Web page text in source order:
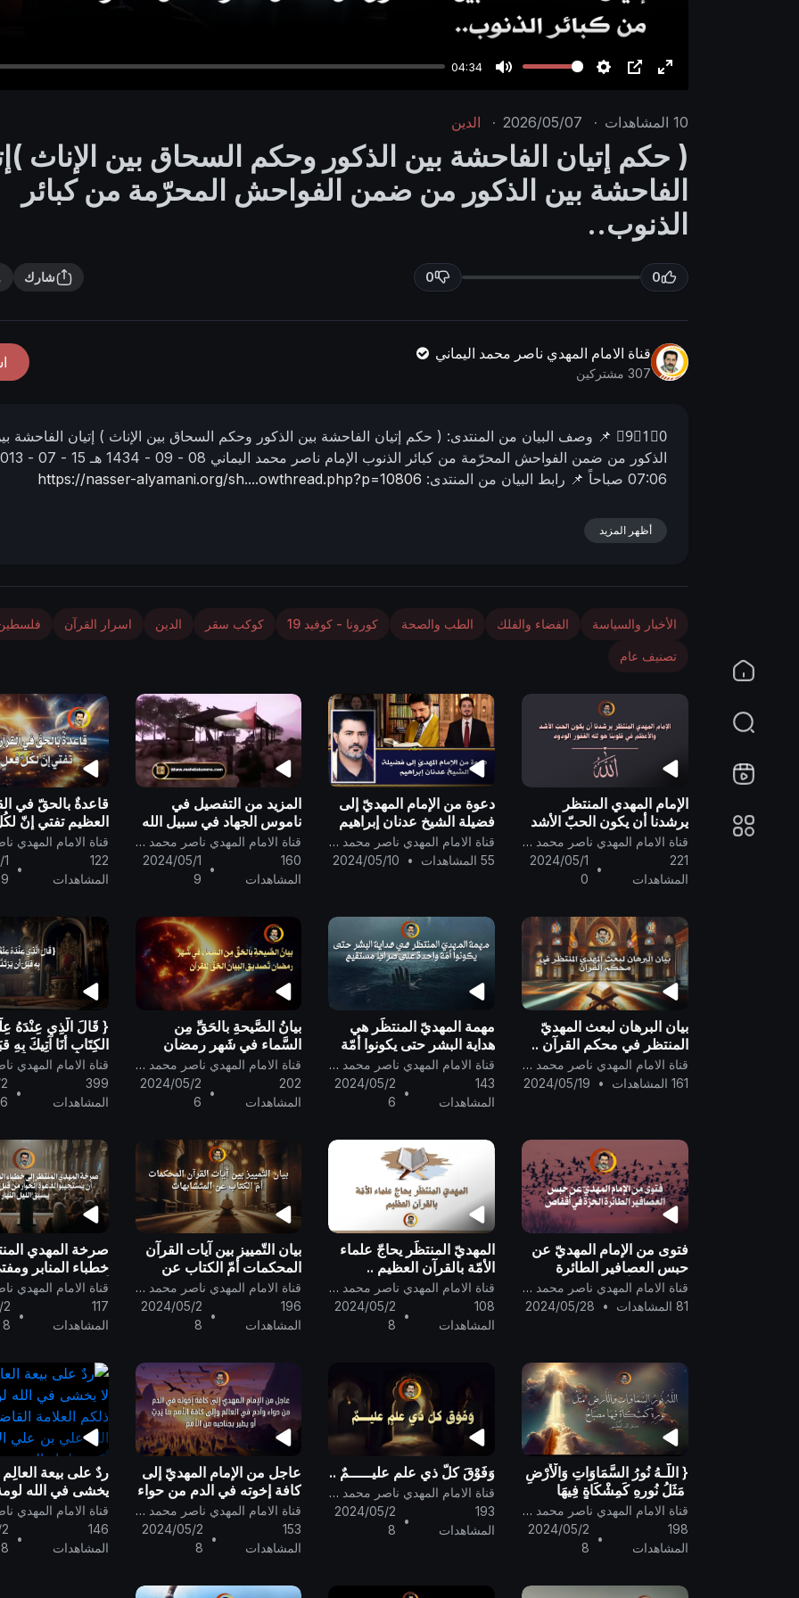
04:34
e
n
g
P
e
r
f
u
l
c
r
e
10 المشاهدات ·
2026/05/07
· الدين
( حكم إتيان الفاحشة بين الذكور وحكم السحاق بين الإناث
الفاحشة بين الذكور من ضمن الفواحش المحرّمة من كبائر
الذنوب..
0
0 شارك
قناة الامام المهدي ناصر محمد اليماني
307 مشتركين
9⃣1⃣0⃣ 📌 وصف البیان من المنتدى: ( حكم إتيان الفاحشة بين الذكور وحكم السحاق بين الإناث ) إتيان الفاحشة
الذكور من ضمن الفواحش المحرّمة من كبائر الذنوب الإمام ناصر محمد اليماني 08 - 09 - 1434 هـ
15 - 07 - 2013 مـ
07:06 صباحاً
📌 رابط البيان من المنتدى: https://nasser-alyamani.org/sh....owthread.php?p=10806
أظهر المزيد
الأخبار والسياسة الفضاء والفلك الطب والصحة كورونا - كوفيد 19 كوكب سقر الدين اسرار القرآن
تصنيف عام
الإمام المهدي المنتظر
يرشدنا أن يكون الحبّ الأشد
والأعظم في قلوبنا هو لله
الغفور الودود ..
قناة الامام المهدي ناصر محمد اليماني
221
المشاهدات
•
2024/05/1
0
دعوة من الإمام المهديّ إلى
فضيلة الشيخ عدنان إبراهيم
..
قناة الامام المهدي ناصر محمد اليماني
55 المشاهدات
•
2024/05/10
المزيد من التفصيل في
ناموس الجهاد في سبيل الله
إلى الموحد ..
قناة الامام المهدي ناصر محمد اليماني
160
المشاهدات
•
2024/05/1
9
قاعدةٌ بالحقّ في
العظيم تفتي إنّ
فاعلٌ ..
122
المشاهدات
•
9
بيان البرهان لبعث المهديّ
المنتظر في محكم القرآن ..
قناة الامام المهدي ناصر محمد اليماني
161 المشاهدات
•
2024/05/19
مهمة المهديّ المنتظَر هي
هداية البشر حتى يكونوا أمّة
واحدة على صراطٍ مستقيم ..قناة الامام المهدي ناصر محمد اليماني
143
المشاهدات
•
2024/05/2
6
بيانُ الصَّيحةِ بالحَقِّ مِن
السَّماء في شَهر رمضان
تَصديق البيان الحَقِّ للقرآن .. قناة الامام المهدي ناصر محمد اليماني
202
المشاهدات
•
2024/05/2
6
{ قَالَ الَّذِي عِنْدَهُ
الكِتَابِ أنَا آتِيكَ بِهِ
إليكَ طَرْفُكَ }..
399
المشاهدات
•
6
فتوى من الإمام المهديّ عن
حبس العصافير الطائرة
الحرّة في أقفاص ..
قناة الامام المهدي ناصر محمد اليماني
81 المشاهدات
•
2024/05/28
المهديّ المنتظَر يحاجّ علماء
الأمّة بالقرآن العظيم ..
قناة الامام المهدي ناصر محمد اليماني
108
المشاهدات
•
2024/05/2
8
بيان التّمييز بين آيات القرآن
المحكمات أمّ الكتاب عن
المتشابهات ..
قناة الامام المهدي ناصر محمد اليماني
196
المشاهدات
•
2024/05/2
8
صرخة المهدي
خطباء المنابر
أن يستجيبوا
قبل الظهور قبل
الليل النهار ..
117
المشاهدات
•
8
{ اللَّـهُ نُورُ السَّمَاوَاتِ وَالْأَرْضِ
ۚ مَثَلُ نُورِهِ كَمِشْكَاةٍ فِيهَا
مِصْبَاحٌ } صدق الله
العظيــــم ..
قناة الامام المهدي ناصر محمد اليماني
198
المشاهدات
•
2024/05/2
8
وَفَوْقَ كلّ ذي علمٍ عليـــــمٌ ..
قناة الامام المهدي ناصر محمد اليماني
193
المشاهدات
•
2024/05/2
8
عاجل من الإمام المهديّ إلى
كافة إخوته في الدم من حواء
وآدم في العالم وإلى كافة
الأمم ما يدِبُّ أو يطير بجناحيه
من الأمم
قناة الامام المهدي ناصر محمد اليماني
153
المشاهدات
•
2024/05/2
8
ردٌ على بيعة العالِم
يخشى في الله
ذلكم العلامة
الله علي بن علي
أكبر علماء اليمن ..
146
المشاهدات
•
8